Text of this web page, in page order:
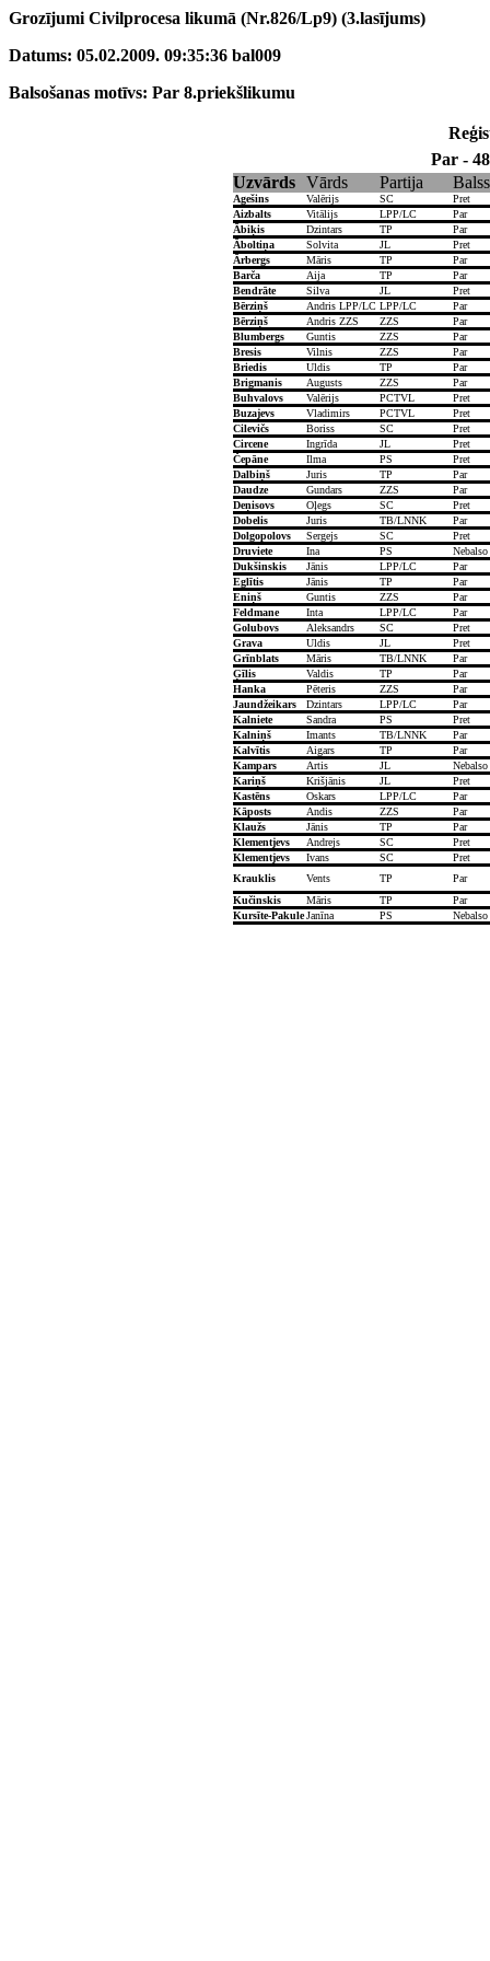
Grozījumi Civilprocesa likumā (Nr.826/Lp9) (3.lasījums)
Datums: 05.02.2009. 09:35:36 bal009
Balsošanas motīvs: Par 8.priekšlikumu
Par - 48
Uzvārds
Vārds Partija Balss
Agešins Valērijs SC
Pret
Aizbalts
Vitālijs LPP/LC
Par
Ābiķis
Dzintars TP
Par
Āboltiņa
Solvita JL
Pret
Ārbergs
Māris TP
Par
Barča
Aija TP
Par
Bendrāte
Silva JL
Pret
Bērziņš
Andris LPP/LC LPP/LC
Par
Bērziņš
Andris ZZS ZZS
Par
Blumbergs
Guntis ZZS
Par
Bresis
Vilnis ZZS
Par
Briedis
Uldis TP
Par
Brigmanis
Augusts ZZS
Par
Buhvalovs
Valērijs PCTVL
Pret
Buzajevs
Vladimirs PCTVL
Pret
Cilevičs
Boriss SC
Pret
Circene
Ingrīda JL
Pret
Čepāne
Ilma PS
Pret
Dalbiņš
Juris TP
Par
Daudze
Gundars ZZS
Par
Deņisovs
Oļegs SC
Pret
Dobelis
Juris TB/LNNK
Par
Dolgopolovs
Sergejs SC
Pret
Druviete
Ina PS
Nebalso
Dukšinskis
Jānis LPP/LC
Par
Eglītis
Jānis TP
Par
Eniņš
Guntis ZZS
Par
Feldmane
Inta LPP/LC
Par
Golubovs
Aleksandrs SC
Pret
Grava
Uldis JL
Pret
Grīnblats
Māris TB/LNNK
Par
Ģīlis
Valdis TP
Par
Hanka
Pēteris ZZS
Par
Jaundžeikars
Dzintars LPP/LC
Par
Kalniete
Sandra PS
Pret
Kalniņš
Imants TB/LNNK
Par
Kalvītis
Aigars TP
Par
Kampars
Artis JL
Nebalso
Kariņš
Krišjānis JL
Pret
Kastēns
Oskars LPP/LC
Par
Kāposts
Andis ZZS
Par
Klaužs
Jānis TP
Par
Klementjevs
Andrejs SC
Pret
Klementjevs
Ivans SC
Pret
Krauklis
Vents TP
Par
Kučinskis
Māris TP
Par
Kursīte-Pakule Janīna PS Nebalso